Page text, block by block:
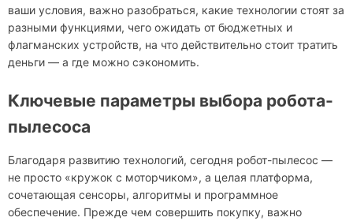
ваши условия, важно разобраться, какие технологии стоят за
разными функциями, чего ожидать от бюджетных и
флагманских устройств, на что действительно стоит тратить
деньги — а где можно сэкономить.
Ключевые параметры выбора робота-
пылесоса
Благодаря развитию технологий, сегодня робот-пылесос —
не просто «кружок с моторчиком», а целая платформа,
сочетающая сенсоры, алгоритмы и программное
обеспечение. Прежде чем совершить покупку, важно